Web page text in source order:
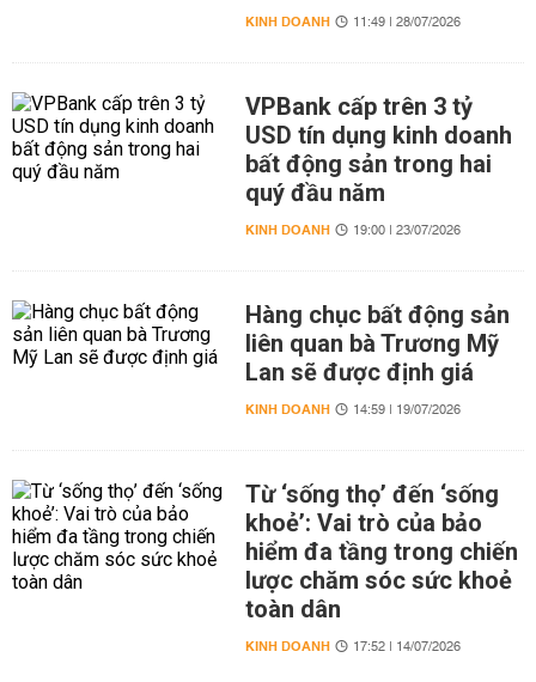
KINH DOANH 11:49 | 28/07/2026
VPBank cấp trên 3 tỷ
USD tín dụng kinh doanh
bất động sản trong hai
quý đầu năm
KINH DOANH 19:00 | 23/07/2026
Hàng chục bất động sản
liên quan bà Trương Mỹ
Lan sẽ được định giá
KINH DOANH 14:59 | 19/07/2026
Từ ‘sống thọ’ đến ‘sống
khoẻ’: Vai trò của bảo
hiểm đa tầng trong chiến
lược chăm sóc sức khoẻ
toàn dân
KINH DOANH 17:52 | 14/07/2026